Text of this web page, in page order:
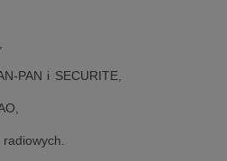
PAN i SECURITE,